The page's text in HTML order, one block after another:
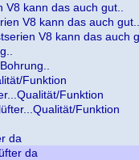
V8 kann das auch gut..
V8 kann das auch gut..
V8 kann das auch
Funktion
Funktion
Funktion
da
da